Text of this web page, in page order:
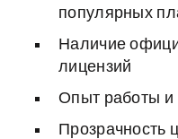
популярных
Наличие
лицензий
Опыт работы и
Прозрачность